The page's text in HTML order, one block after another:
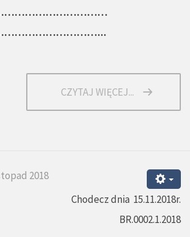
CZYTAJ WIĘCEJ...
2018
Chodecz dnia 15.11.2018r.
BR.0002.1.2018